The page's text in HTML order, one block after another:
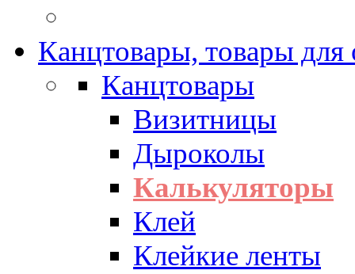
Канцтовары, товары для
Канцтовары
Визитницы
Дыроколы
Калькуляторы
Клей
Клейкие ленты